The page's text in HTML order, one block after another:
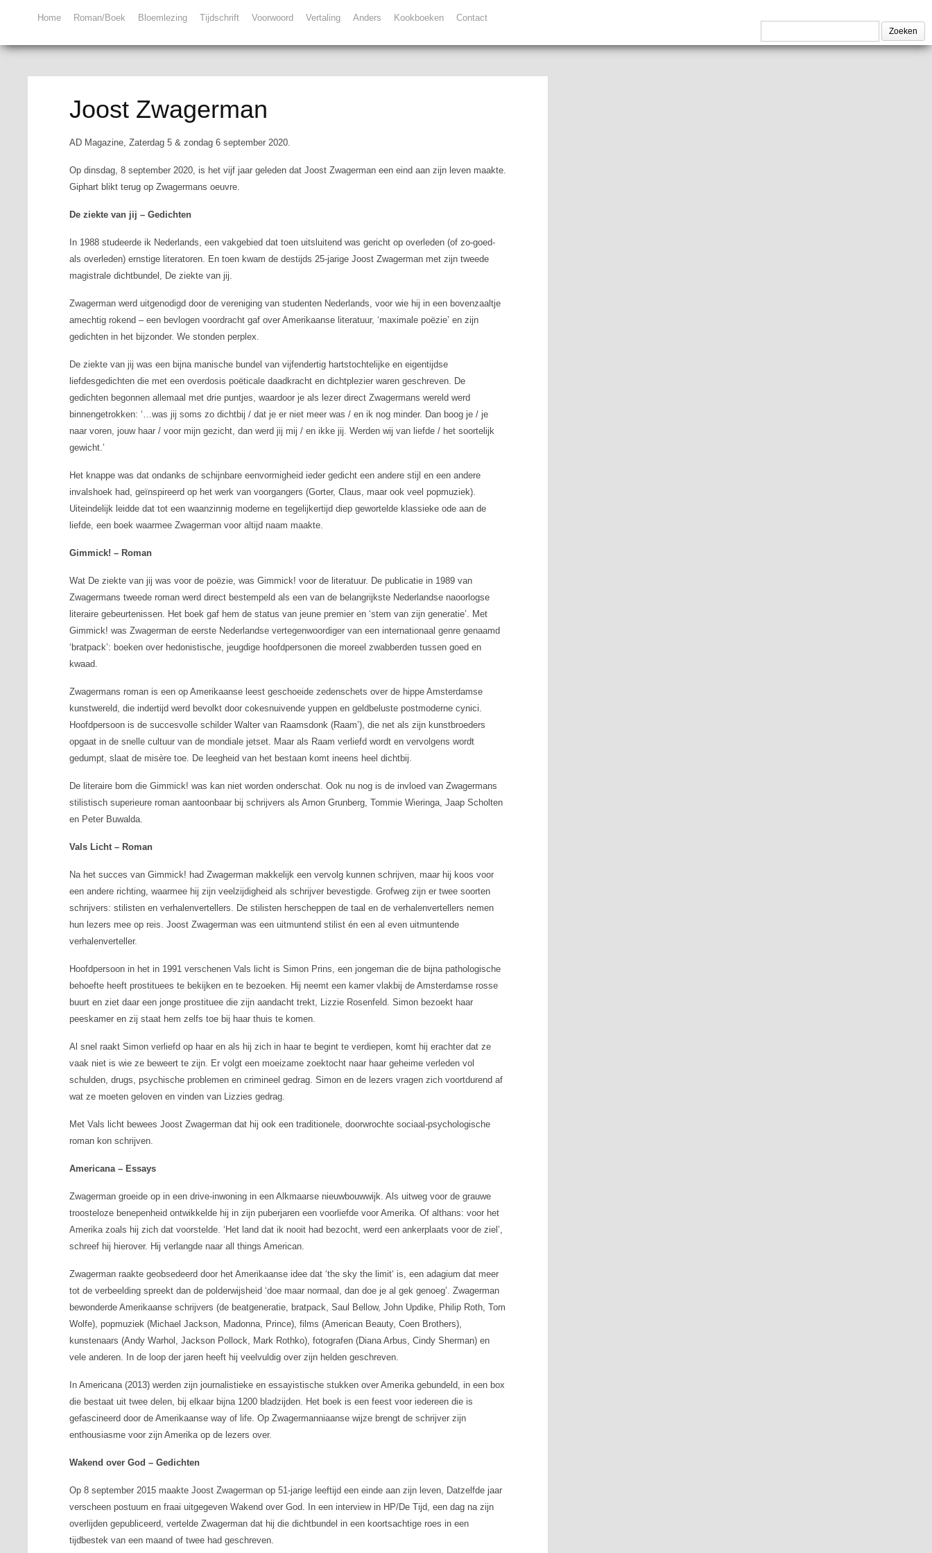
Home Roman/Boek Bloemlezing Tijdschrift Voorwoord Vertaling Anders Kookboeken Contact
Joost Zwagerman
AD Magazine, Zaterdag 5 & zondag 6 september 2020.
Op dinsdag, 8 september 2020, is het vijf jaar geleden dat Joost Zwagerman een eind aan zijn leven maakte.
Giphart blikt terug op Zwagermans oeuvre.
De ziekte van jij – Gedichten
In 1988 studeerde ik Nederlands, een vakgebied dat toen uitsluitend was gericht op overleden (of zo-goed-
als overleden) ernstige literatoren. En toen kwam de destijds 25-jarige Joost Zwagerman met zijn tweede
magistrale dichtbundel, De ziekte van jij.
Zwagerman werd uitgenodigd door de vereniging van studenten Nederlands, voor wie hij in een bovenzaaltje
amechtig rokend – een bevlogen voordracht gaf over Amerikaanse literatuur, ‘maximale poëzie’ en zijn
gedichten in het bijzonder. We stonden perplex.
De ziekte van jij was een bijna manische bundel van vijfendertig hartstochtelijke en eigentijdse
liefdesgedichten die met een overdosis poëticale daadkracht en dichtplezier waren geschreven. De
gedichten begonnen allemaal met drie puntjes, waardoor je als lezer direct Zwagermans wereld werd
binnengetrokken: ‘…was jij soms zo dichtbij / dat je er niet meer was / en ik nog minder. Dan boog je / je
naar voren, jouw haar / voor mijn gezicht, dan werd jij mij / en ikke jij. Werden wij van liefde / het soortelijk
gewicht.’
Het knappe was dat ondanks de schijnbare eenvormigheid ieder gedicht een andere stijl en een andere
invalshoek had, geïnspireerd op het werk van voorgangers (Gorter, Claus, maar ook veel popmuziek).
Uiteindelijk leidde dat tot een waanzinnig moderne en tegelijkertijd diep gewortelde klassieke ode aan de
liefde, een boek waarmee Zwagerman voor altijd naam maakte.
Gimmick! – Roman
Wat De ziekte van jij was voor de poëzie, wasGimmick! voor de literatuur. De publicatie in 1989 van
Zwagermans tweede roman werd direct bestempeld als een van de belangrijkste Nederlandse naoorlogse
literaire gebeurtenissen. Het boek gaf hem de status van jeune premier en ‘stem van zijn generatie’. Met
Gimmick! was Zwagerman de eerste Nederlandse vertegenwoordiger van een internationaal genre genaamd
‘bratpack’: boeken over hedonistische, jeugdige hoofdpersonen die moreel zwabberden tussen goed en
kwaad.
Zwagermans roman is een op Amerikaanse leest geschoeide zedenschets over de hippe Amsterdamse
kunstwereld, die indertijd werd bevolkt door cokesnuivende yuppen en geldbeluste postmoderne cynici.
Hoofdpersoon is de succesvolle schilder Walter van Raamsdonk (Raam’), die net als zijn kunstbroeders
opgaat in de snelle cultuur van de mondiale jetset. Maar als Raam verliefd wordt en vervolgens wordt
gedumpt, slaat de misère toe. De leegheid van het bestaan komt ineens heel dichtbij.
De literaire bom dieGimmick! was kan niet worden onderschat. Ook nu nog is de invloed van Zwagermans
stilistisch superieure roman aantoonbaar bij schrijvers als Arnon Grunberg, Tommie Wieringa, Jaap Scholten
en Peter Buwalda.
Vals Licht – Roman
Na het succes vanGimmick! had Zwagerman makkelijk een vervolg kunnen schrijven, maar hij koos voor
een andere richting, waarmee hij zijn veelzijdigheid als schrijver bevestigde. Grofweg zijn er twee soorten
schrijvers: stilisten en verhalenvertellers. De stilisten herscheppen de taal en de verhalenvertellers nemen
hun lezers mee op reis. Joost Zwagerman was een uitmuntend stilist én een al even uitmuntende
verhalenverteller.
Hoofdpersoon in het in 1991 verschenenVals licht is Simon Prins, een jongeman die de bijna pathologische
behoefte heeft prostituees te bekijken en te bezoeken. Hij neemt een kamer vlakbij de Amsterdamse rosse
buurt en ziet daar een jonge prostituee die zijn aandacht trekt, Lizzie Rosenfeld. Simon bezoekt haar
peeskamer en zij staat hem zelfs toe bij haar thuis te komen.
Al snel raakt Simon verliefd op haar en als hij zich in haar te begint te verdiepen, komt hij erachter dat ze
vaak niet is wie ze beweert te zijn. Er volgt een moeizame zoektocht naar haar geheime verleden vol
schulden, drugs, psychische problemen en crimineel gedrag. Simon en de lezers vragen zich voortdurend af
wat ze moeten geloven en vinden van Lizzies gedrag.
MetVals licht bewees Joost Zwagerman dat hij ook een traditionele, doorwrochte sociaal-psychologische
roman kon schrijven.
Americana – Essays
Zwagerman groeide op in een drive-inwoning in een Alkmaarse nieuwbouwwijk. Als uitweg voor de grauwe
troosteloze benepenheid ontwikkelde hij in zijn puberjaren een voorliefde voor Amerika. Of althans: voor het
Amerika zoals hij zich dat voorstelde. ‘Het land dat ik nooit had bezocht, werd een ankerplaats voor de ziel’,
schreef hij hierover. Hij verlangde naarall things American.
Zwagerman raakte geobsedeerd door het Amerikaanse idee dat ‘the sky the limit‘ is, een adagium dat meer
tot de verbeelding spreekt dan de polderwijsheid ‘doe maar normaal, dan doe je al gek genoeg’. Zwagerman
bewonderde Amerikaanse schrijvers (de beatgeneratie, bratpack, Saul Bellow, John Updike, Philip Roth, Tom
Wolfe), popmuziek (Michael Jackson, Madonna, Prince), films (American Beauty, Coen Brothers),
kunstenaars (Andy Warhol, Jackson Pollock, Mark Rothko), fotografen (Diana Arbus, Cindy Sherman) en
vele anderen. In de loop der jaren heeft hij veelvuldig over zijn helden geschreven.
InAmericana(2013) werden zijn journalistieke en essayistische stukken over Amerika gebundeld, in een box
die bestaat uit twee delen, bij elkaar bijna 1200 bladzijden. Het boek is een feest voor iedereen die is
gefascineerd door de Amerikaanseway of life. Op Zwagermanniaanse wijze brengt de schrijver zijn
enthousiasme voor zijn Amerika op de lezers over.
Wakend over God – Gedichten
Op 8 september 2015 maakte Joost Zwagerman op 51-jarige leeftijd een einde aan zijn leven, Datzelfde jaar
verscheen postuum en fraai uitgegevenWakend over God. In een interview in HP/De Tijd, een dag na zijn
overlijden gepubliceerd, vertelde Zwagerman dat hij die dichtbundel in een koortsachtige roes in een
tijdbestek van een maand of twee had geschreven.